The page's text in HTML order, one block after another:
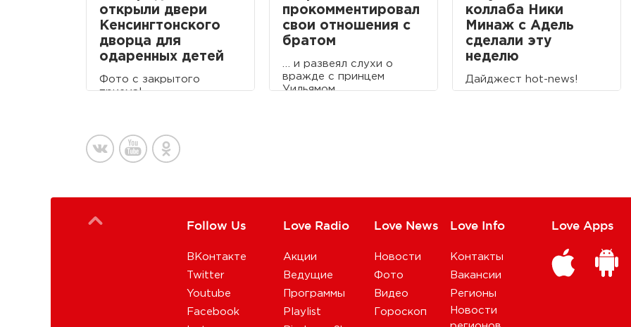
открыли двери
Кенсингтонского
дворца для
одаренных детей
Фото с закрытого
приема!
прокомментировал
свои отношения с
братом
… и развеял слухи о
вражде с принцем
Уильямом.
коллаба Ники
Минаж с Адель
сделали эту
неделю
Дайджест hot-news!
Follow Us
ВКонтакте
Twitter
Youtube
Facebook
Love Radio
Акции
Ведущие
Программы
Playlist
Love News
Новости
Фото
Видео
Гороскоп
Love Info
Контакты
Вакансии
Регионы
Новости
Love Apps